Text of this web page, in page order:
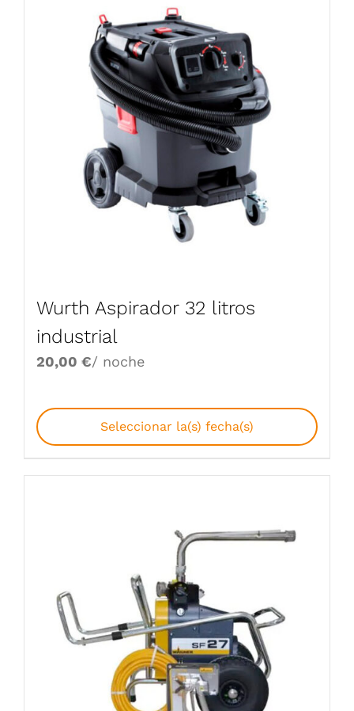
Wurth Aspirador 32 litros
industrial
20,00 €/ noche
Seleccionar la(s) fecha(s)